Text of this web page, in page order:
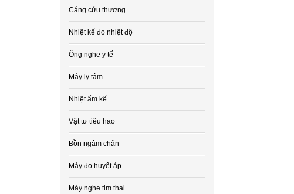
Cáng cứu thương
Nhiệt kế đo nhiệt độ
Ống nghe y tế
Máy ly tâm
Nhiệt ẩm kế
Vật tư tiêu hao
Bồn ngâm chân
Máy đo huyết áp
Máy nghe tim thai